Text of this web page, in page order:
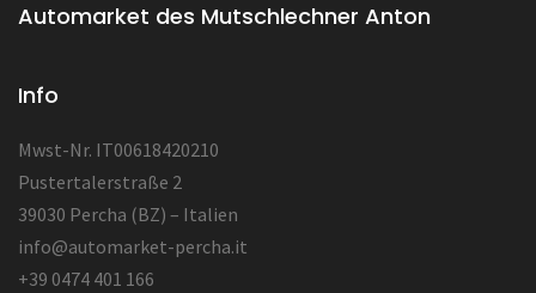
Automarket des Mutschlechner Anton
Info
Mwst-Nr. IT00618420210
Pustertalerstraße 2
39030 Percha (BZ) – Italien
info@automarket-percha.it
+39 0474 401 166